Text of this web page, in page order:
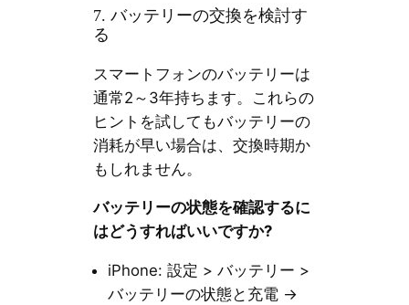
7. バッテリーの交換を検討す
る
スマートフォンのバッテリーは
通常2～3年持ちます。これらの
ヒントを試してもバッテリーの
消耗が早い場合は、交換時期か
もしれません。
バッテリーの状態を確認するに
はどうすればいいですか?
iPhone: 設定 > バッテリー >
バッテリーの状態と充電 →